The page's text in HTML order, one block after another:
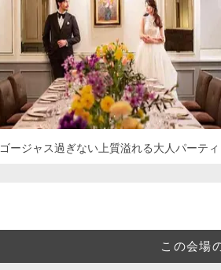
ゴージャス過ぎない上質溢れる大人パーティ
この会場